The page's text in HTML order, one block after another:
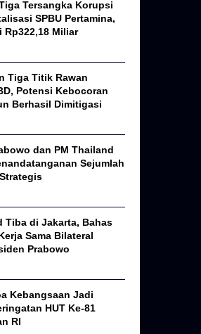
Tersangka Korupsi
SPBU Pertamina,
Rp322,18 Miliar
Tiga Titik Rawan
Potensi Kebocoran
Berhasil Dimitigasi
dan PM Thailand
Sejumlah
Tiba di Jakarta, Bahas
Sama Bilateral
Prabowo
Kebangsaan Jadi
HUT Ke-81
RI